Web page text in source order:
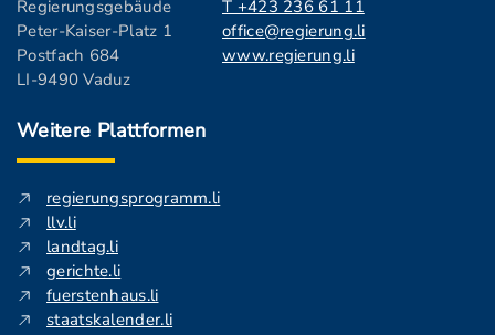
Regierungsgebäude
Peter-Kaiser-Platz 1
Postfach 684
LI-9490 Vaduz
T +423 236 61 11
office@regierung.li
www.regierung.li
Weitere Plattformen
regierungsprogramm.li
llv.li
landtag.li
gerichte.li
fuerstenhaus.li
staatskalender.li